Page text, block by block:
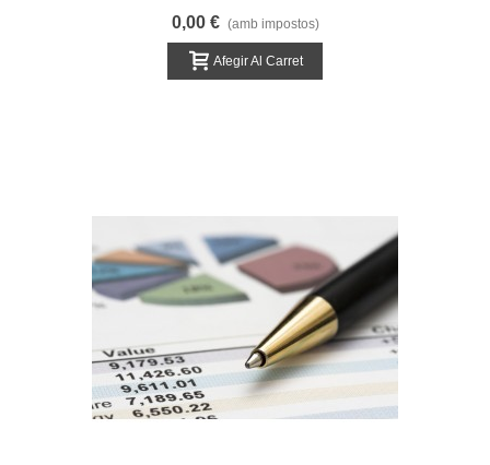
0,00 € (amb impostos)
Afegir Al Carret